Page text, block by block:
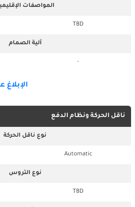
المواصفات
TBD
آلية الصمام
-
ناقل الحركة ونظام الدفع
نوع ناقل الحركة
Automatic
نوع التروس
TBD